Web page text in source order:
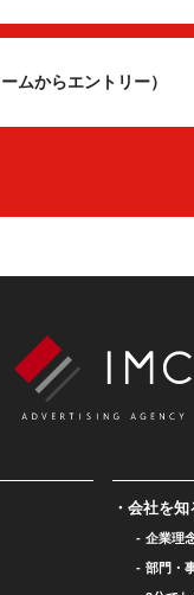
ムからエントリー）
会社を知
企業理
部門・